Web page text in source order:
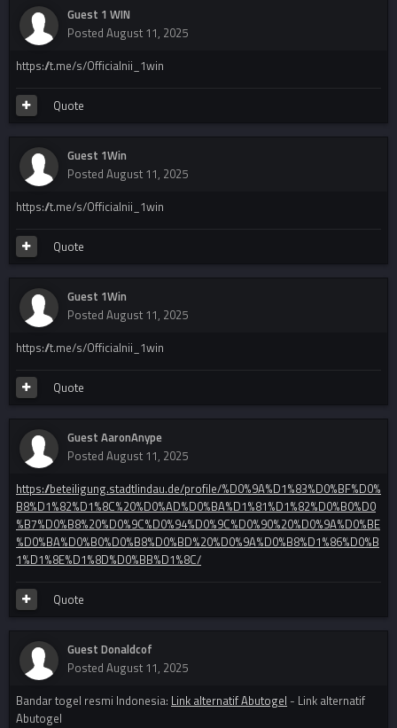
Guest 1 WIN
Posted August 11, 2025
https://t.me/s/Officialnii_1win
Quote
Guest 1Win
Posted August 11, 2025
https://t.me/s/Officialnii_1win
Quote
Guest 1Win
Posted August 11, 2025
https://t.me/s/Officialnii_1win
Quote
Guest AaronAnype
Posted August 11, 2025
https://beteiligung.stadtlindau.de/profile/%D0%9A%D1%83%D0%BF%D0%
B8%D1%82%D1%8C%20%D0%AD%D0%BA%D1%81%D1%82%D0%B0%D0
%B7%D0%B8%20%D0%9C%D0%94%D0%9C%D0%90%20%D0%9A%D0%BE
%D0%BA%D0%B0%D0%B8%D0%BD%20%D0%9A%D0%B8%D1%86%D0%B
1%D1%8E%D1%8D%D0%BB%D1%8C/
Quote
Guest Donaldcof
Posted August 11, 2025
Bandar togel resmi Indonesia: Link alternatif Abutogel - Link alternatif
Abutogel